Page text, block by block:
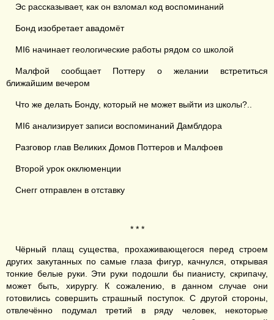
Эс рассказывает, как он взломал код воспоминаний
Бонд изобретает авадомёт
MI6 начинает геологические работы рядом со школой
Малфой сообщает Поттеру о желании встретиться
ближайшим вечером
Что же делать Бонду, который не может выйти из школы?..
MI6 анализирует записи воспоминаний Дамблдора
Разговор глав Великих Домов Поттеров и Малфоев
Второй урок окклюменции
Снегг отправлен в отставку
* * *
Чёрный плащ существа, прохаживающегося перед строем
других закутанных по самые глаза фигур, качнулся, открывая
тонкие белые руки. Эти руки подошли бы пианисту, скрипачу,
может быть, хирургу. К сожалению, в данном случае они
готовились совершить страшный поступок. С другой стороны,
отвлечённо подумал третий в ряду человек, некоторые